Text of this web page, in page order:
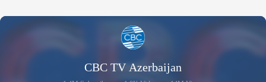
CBC TV Azerbaijan